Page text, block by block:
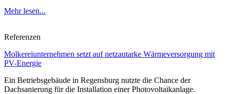
Mehr lesen...
Referenzen
Molkereiunternehmen setzt auf netzautarke Wärmeversorgung mit
PV-Energie
Ein Betriebsgebäude in Regensburg nutzte die Chance der
Dachsanierung für die Installation einer Photovoltaikanlage.